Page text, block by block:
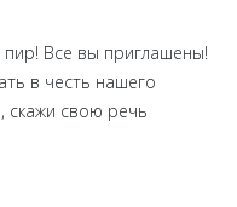
Все вы приглашены!
в честь нашего
скажи свою речь